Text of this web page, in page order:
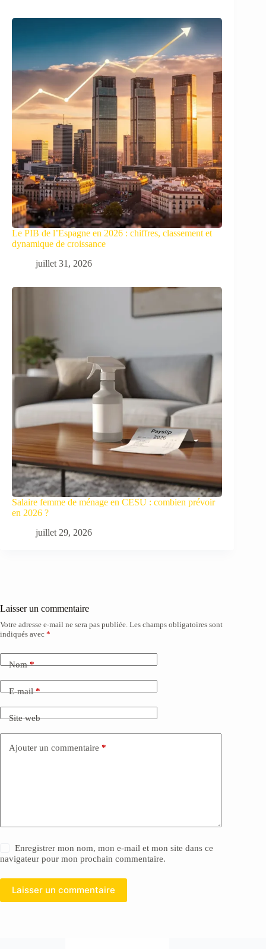
Le PIB de l’Espagne en 2026 : chiffres, classement et
dynamique de croissance
juillet 31, 2026
Salaire femme de ménage en CESU : combien prévoir
en 2026 ?
juillet 29, 2026
Laisser un commentaire
Votre adresse e-mail ne sera pas publiée. Les champs obligatoires sont
indiqués avec *
Nom*
E-mail*
Site web
Ajouter un commentaire *
Enregistrer mon nom, mon e-mail et mon site dans ce
navigateur pour mon prochain commentaire.
Laisser un commentaire